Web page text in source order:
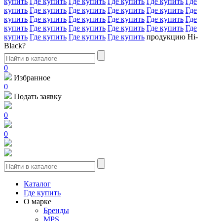
купить Где купить Где купить Где купить Где купить Где
купить Где купить Где купить Где купить Где купить Где
купить Где купить Где купить Где купить Где купить Где
купить Где купить Где купить Где купить продукцию Hi-
Black?
0
Избранное
0
Подать заявку
0
0
Каталог
Где купить
О марке
Бренды
MPS